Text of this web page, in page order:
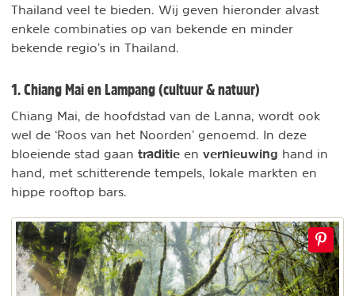
Thailand veel te bieden. Wij geven hieronder alvast
enkele combinaties op van bekende en minder
bekende regio’s in Thailand.
1. Chiang Mai en Lampang (cultuur & natuur)
Chiang Mai, de hoofdstad van de Lanna, wordt ook
wel de ‘Roos van het Noorden’ genoemd. In deze
bloeiende stad gaan traditie en vernieuwing hand in
hand, met schitterende tempels, lokale markten en
hippe rooftop bars.